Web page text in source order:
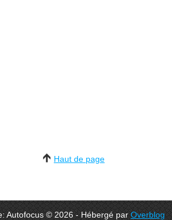
Haut de page
Autofocus © 2026 - Hébergé parOverblog